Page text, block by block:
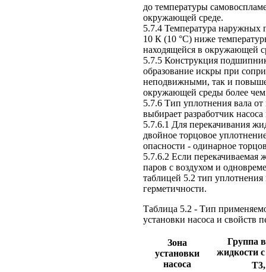
до температуры
окружающей среде.
5.7.4 Температура наружных
10 К (10 °С) ниже
находящейся в окружающей
5.7.5 Конструкция
образование искры при
неподвижными, так и
окружающей среды более
5.7.6 Тип уплотнения вала
выбирает разработчик
5.7.6.1 Для перекачивания
двойное торцовое
опасности - одинарное
5.7.6.2 Если перекачиваемая
паров с воздухом и
таблицей 5.2 тип
герметичности.
Таблица 5.2 - Тип
установки насоса и свойств
Зона
установки
насоса
Группа
жидкости